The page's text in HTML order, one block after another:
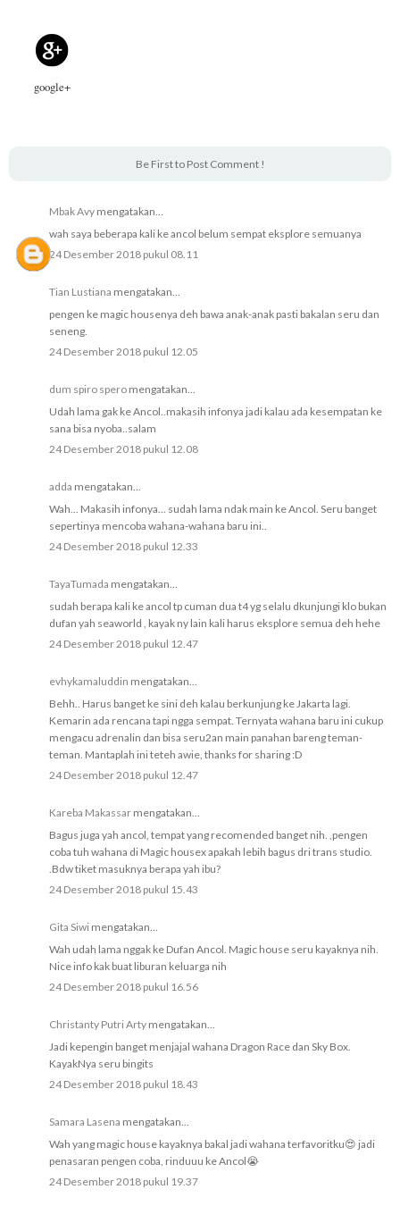
google+
Be First to Post Comment !
Mbak Avy mengatakan...
wah saya beberapa kali ke ancol belum sempat eksplore semuanya
24 Desember 2018 pukul 08.11
Tian Lustiana mengatakan...
pengen ke magic housenya deh bawa anak-anak pasti bakalan seru dan
seneng.
24 Desember 2018 pukul 12.05
dum spiro spero mengatakan...
Udah lama gak ke Ancol..makasih infonya jadi kalau ada kesempatan ke
sana bisa nyoba..salam
24 Desember 2018 pukul 12.08
adda mengatakan...
Wah... Makasih infonya... sudah lama ndak main ke Ancol. Seru banget
sepertinya mencoba wahana-wahana baru ini..
24 Desember 2018 pukul 12.33
TayaTumada mengatakan...
sudah berapa kali ke ancol tp cuman dua t4 yg selalu dkunjungi klo bukan
dufan yah seaworld , kayak ny lain kali harus eksplore semua deh hehe
24 Desember 2018 pukul 12.47
evhykamaluddin mengatakan...
Behh.. Harus banget ke sini deh kalau berkunjung ke Jakarta lagi.
Kemarin ada rencana tapi ngga sempat. Ternyata wahana baru ini cukup
mengacu adrenalin dan bisa seru2an main panahan bareng teman-
teman. Mantaplah ini teteh awie, thanks for sharing :D
24 Desember 2018 pukul 12.47
Kareba Makassar mengatakan...
Bagus juga yah ancol, tempat yang recomended banget nih. ,pengen
coba tuh wahana di Magic housex apakah lebih bagus dri trans studio.
.Bdw tiket masuknya berapa yah ibu?
24 Desember 2018 pukul 15.43
Gita Siwi mengatakan...
Wah udah lama nggak ke Dufan Ancol. Magic house seru kayaknya nih.
Nice info kak buat liburan keluarga nih
24 Desember 2018 pukul 16.56
Christanty Putri Arty mengatakan...
Jadi kepengin banget menjajal wahana Dragon Race dan Sky Box.
KayakNya seru bingits
24 Desember 2018 pukul 18.43
Samara Lasena mengatakan...
Wah yang magic house kayaknya bakal jadi wahana terfavoritku😍 jadi
penasaran pengen coba, rinduuu ke Ancol😭
24 Desember 2018 pukul 19.37